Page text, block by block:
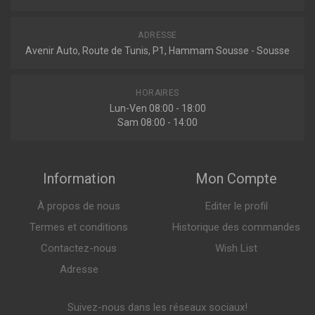
ADRESSE
Avenir Auto, Route de Tunis, P1, Hammam Sousse - Sousse
HORAIRES
Lun-Ven 08:00 - 18:00
Sam 08:00 - 14:00
Information
À propos de nous
Termes et conditions
Contactez-nous
Adresse
Mon Compte
Editer le profil
Historique des commandes
Wish List
Suivez-nous dans les réseaux sociaux!